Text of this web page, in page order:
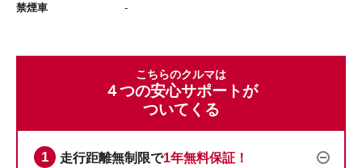
禁煙車 -
こちらのクルマは
４つの安心サポートが
ついてくる
走行距離無制限で1年無料保証！